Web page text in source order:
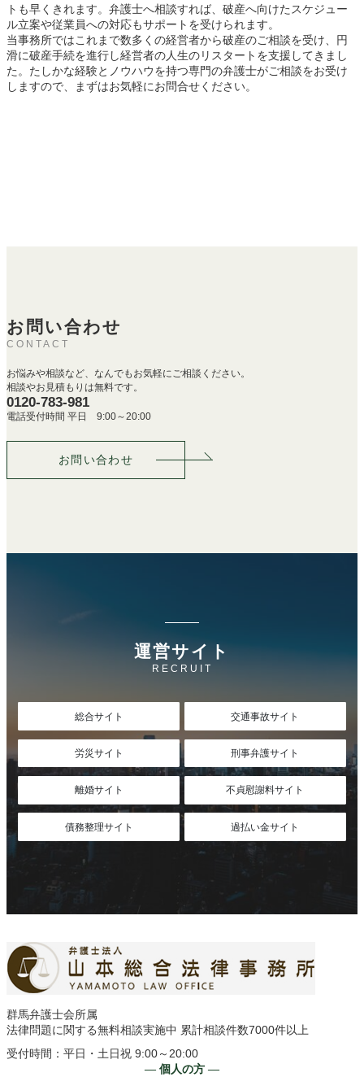
トも早くきれます。弁護士へ相談すれば、破産へ向けたスケジュー
ル立案や従業員への対応もサポートを受けられます。
当事務所ではこれまで数多くの経営者から破産のご相談を受け、円
滑に破産手続を進行し経営者の人生のリスタートを支援してきまし
た。たしかな経験とノウハウを持つ専門の弁護士がご相談をお受け
しますので、まずはお気軽にお問合せください。
お問い合わせ
CONTACT
お悩みや相談など、なんでもお気軽にご相談ください。
相談やお見積もりは無料です。
0120-783-981
電話受付時間 平日 9:00～20:00
お問い合わせ
運営サイト
RECRUIT
総合サイト 交通事故サイト
労災サイト 刑事弁護サイト
離婚サイト 不貞慰謝料サイト
債務整理サイト 過払い金サイト
群馬弁護士会所属
法律問題に関する無料相談実施中 累計相談件数7000件以上
受付時間：平日・土日祝 9:00～20:00
― 個人の方 ―